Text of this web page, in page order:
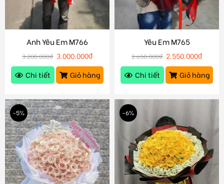
Anh Yêu Em M766
3.200.000₫ 3.000.000₫
Chi tiết
Giỏ hàng
Yêu Em M765
2.650.000₫ 2.550.000₫
Chi tiết
Giỏ hàng
-5% -6%